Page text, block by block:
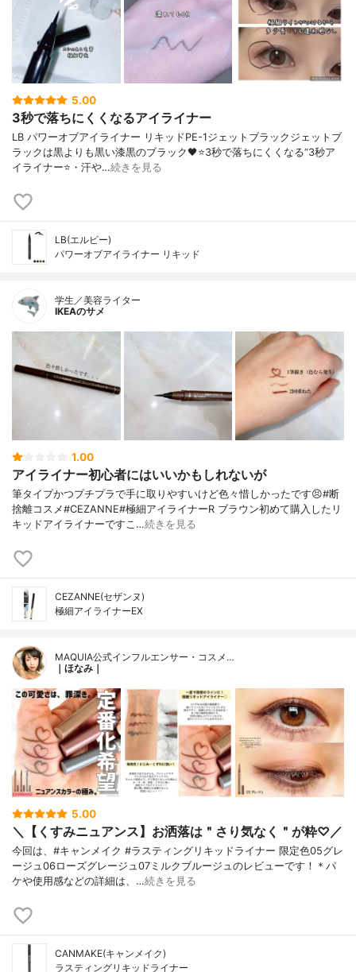
5.00
3秒で落ちにくくなるアイライナー
LB パワーオブアイライナー リキッドPE-1ジェットブラックジェットブ
ラックは黒よりも黒い漆黒のブラック🖤⭐️3秒で落ちにくくなる“3秒ア
イライナー⭐️・汗や…続きを見る
LB(エルビー)
パワーオブアイライナー リキッド
学生／美容ライター
IKEAのサメ
1.00
アイライナー初心者にはいいかもしれないが
筆タイプかつプチプラで手に取りやすいけど色々惜しかったです😣#断
捨離コスメ#CEZANNE#極細アイライナーR ブラウン初めて購入したリ
キッドアイライナーですこ…続きを見る
CEZANNE(セザンヌ)
極細アイライナーEX
MAQUIA公式インフルエンサー・コスメ…
｜ほなみ｜
5.00
＼【くすみニュアンス】お洒落は＂さり気なく＂が粋♡／
今回は、#キャンメイク #ラスティングリキッドライナー 限定色05グレ
ージュ06ローズグレージュ07ミルクブルージュのレビューです！＊パ
ケや使用感などの詳細は、…続きを見る
CANMAKE(キャンメイク)
ラスティングリキッドライナー